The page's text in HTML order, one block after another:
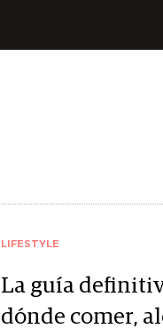
LIFESTYLE
La guía
dónde comer,